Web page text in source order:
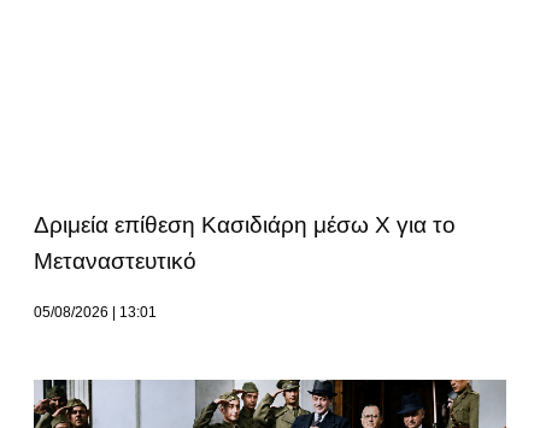
Δριμεία επίθεση Κασιδιάρη μέσω Χ για το
Μεταναστευτικό
05/08/2026 13:01